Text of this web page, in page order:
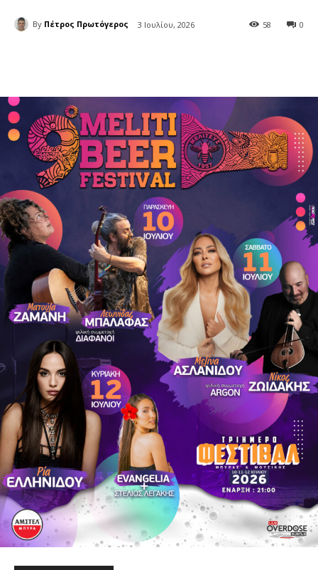
By Πέτρος Πρωτόγερος 3 Ιουλίου, 2026 0
58